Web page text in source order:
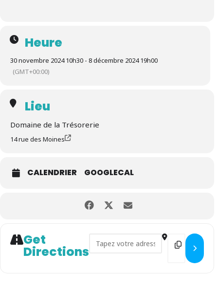
Heure
30 novembre 2024 10h30 - 8 décembre 2024 19h00
(GMT+00:00)
Lieu
Domaine de la Trésorerie
14 rue des Moines
CALENDRIER GOOGLECAL
Get
Directions
Address - Exposition au fil